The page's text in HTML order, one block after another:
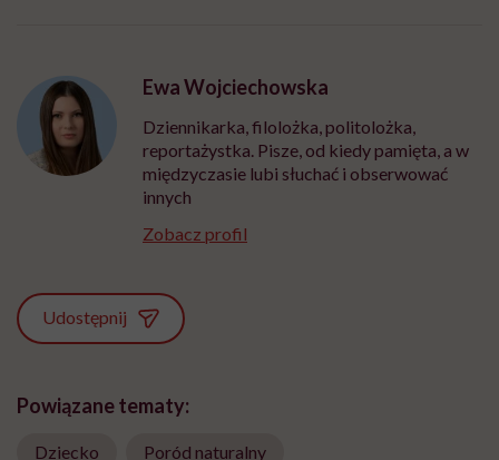
Ewa Wojciechowska
Dziennikarka, filolożka, politolożka,
reportażystka. Pisze, od kiedy pamięta, a w
międzyczasie lubi słuchać i obserwować
innych
Zobacz profil
Udostępnij
Powiązane tematy:
Dziecko Poród naturalny